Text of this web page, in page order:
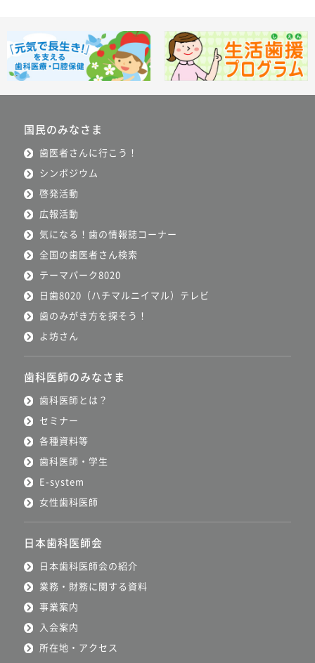
国民のみなさま
歯医者さんに行こう！
シンポジウム
啓発活動
広報活動
気になる！歯の情報誌コーナー
全国の歯医者さん検索
テーマパーク8020
日歯8020（ハチマルニイマル）テレビ
歯のみがき方を探そう！
よ坊さん
歯科医師のみなさま
歯科医師とは？
セミナー
各種資料等
歯科医師・学生
E-system
女性歯科医師
日本歯科医師会
日本歯科医師会の紹介
業務・財務に関する資料
事業案内
入会案内
所在地・アクセス